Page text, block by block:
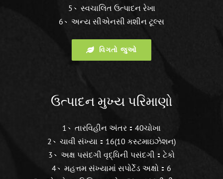
5、સ્વચાલિત ઉત્પાદન રેખા
6、અન્ય સીએનસી મશીન ટૂલ્સ
વિગતો જુઓ
ઉત્પાદન મુખ્ય પરિમાણો
1、તારવિહીન અંતર：40ચોખા
2、ચાવી સંખ્યા：16(10 કસ્ટમાઇઝેશન)
3、અક્ષ પસંદગી વૃદ્ધિની પસંદગી：ટેકો
4、મહત્તમ સંખ્યામાં સપોર્ટેડ અક્ષો：6